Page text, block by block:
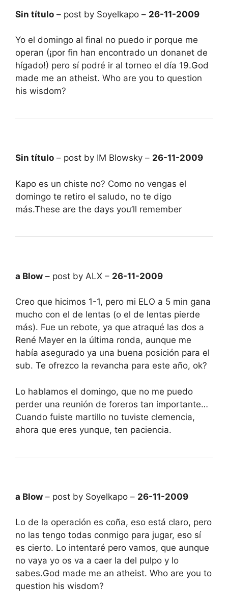
Sin título – post by Soyelkapo – 26-11-2009
Yo el domingo al final no puedo ir porque me
operan (¡por fin han encontrado un donanet de
hígado!) pero sí podré ir al torneo el día 19.God
made me an atheist. Who are you to question
his wisdom?
Sin título – post by IM Blowsky – 26-11-2009
Kapo es un chiste no? Como no vengas el
domingo te retiro el saludo, no te digo
más.These are the days you’ll remember
a Blow – post by ALX – 26-11-2009
Creo que hicimos 1-1, pero mi ELO a 5 min gana
mucho con el de lentas (o el de lentas pierde
más). Fue un rebote, ya que atraqué las dos a
René Mayer en la última ronda, aunque me
había asegurado ya una buena posición para el
sub. Te ofrezco la revancha para este año, ok?
Lo hablamos el domingo, que no me puedo
perder una reunión de foreros tan importante…
Cuando fuiste martillo no tuviste clemencia,
ahora que eres yunque, ten paciencia.
a Blow – post by Soyelkapo – 26-11-2009
Lo de la operación es coña, eso está claro, pero
no las tengo todas conmigo para jugar, eso sí
es cierto. Lo intentaré pero vamos, que aunque
no vaya yo os va a caer la del pulpo y lo
sabes.God made me an atheist. Who are you to
question his wisdom?